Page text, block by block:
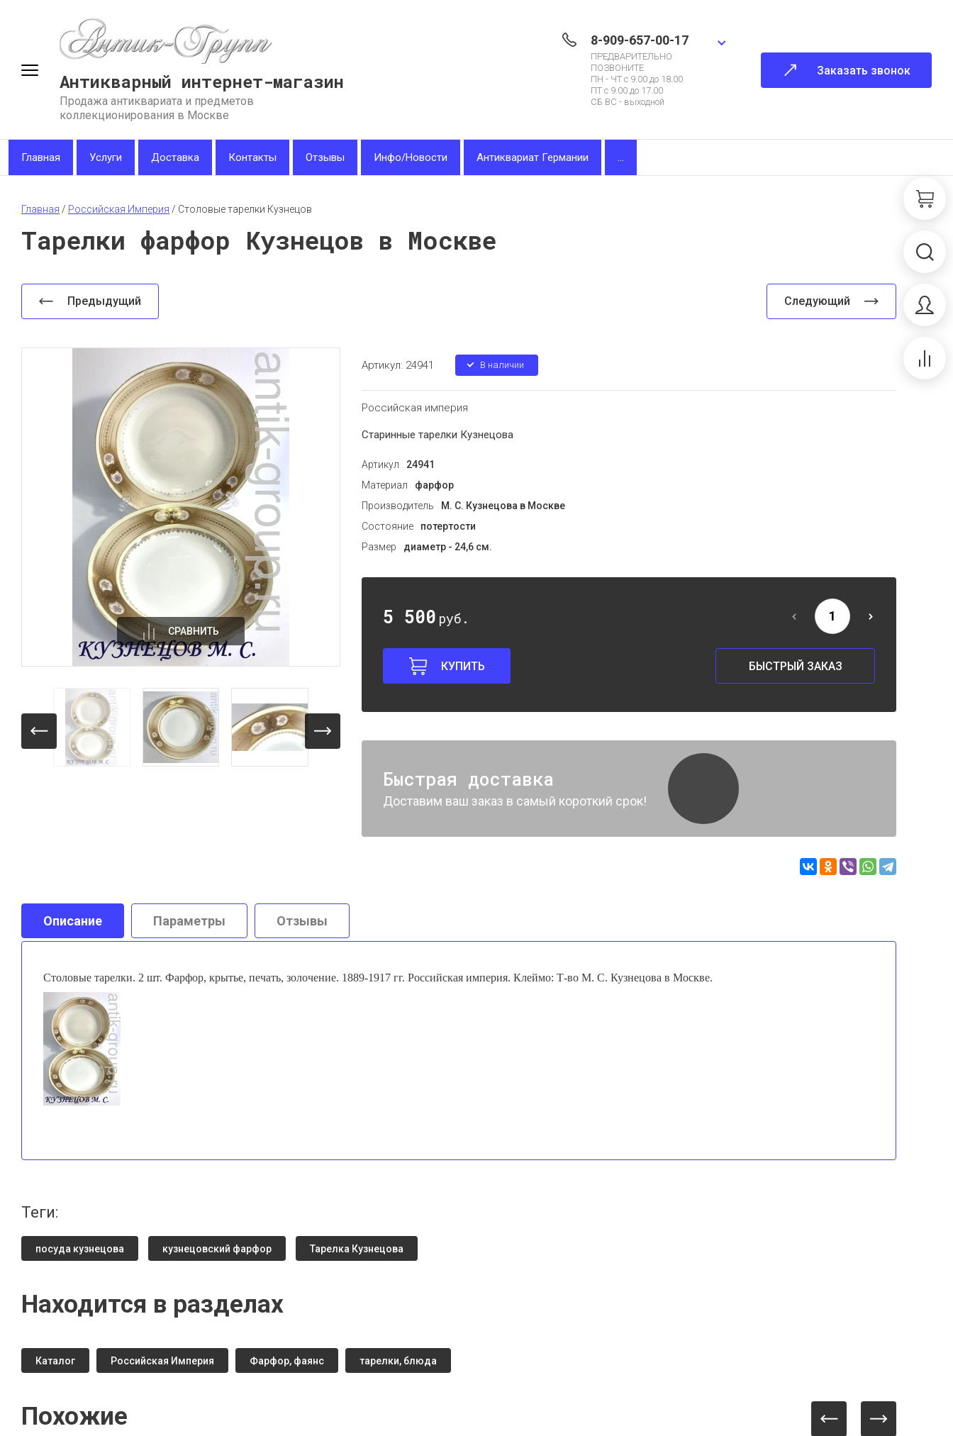
Антикварный интернет-магазин
Продажа антиквариата и предметов
коллекционирования в Москве
8-909-657-00-17
ПРЕДВАРИТЕЛЬНО
ПОЗВОНИТЕ
ПН - ЧТ с 9.00 до 18.00
ПТ с 9.00 до 17.00
СБ ВС - выходной
Заказать звонок
Главная Услуги Доставка Контакты Отзывы Инфо/Новости Антиквариат Германии ...
Главная / Российская Империя / Столовые тарелки Кузнецов
Тарелки фарфор Кузнецов в Москве
Предыдущий Следующий
СРАВНИТЬ
Артикул: 24941 В наличии
Российская империя
Старинные тарелки Кузнецова
Артикул
24941
Материал
фарфор
Производитель
М. С. Кузнецова в Москве
Состояние
потертости
Размер
диаметр - 24,6 см.
5 500 руб.
КУПИТЬ БЫСТРЫЙ ЗАКАЗ
Быстрая доставка
Доставим ваш заказ в самый короткий срок!
Описание Параметры Отзывы
Столовые тарелки. 2 шт. Фарфор, крытье, печать, золочение. 1889-1917 гг. Российская империя. Клеймо: Т-во М. С. Кузнецова в Москве.
теги:
посуда кузнецова кузнецовский фарфор Тарелка Кузнецова
Находится в разделах
Каталог Российская Империя Фарфор, фаянс тарелки, блюда
Похожие